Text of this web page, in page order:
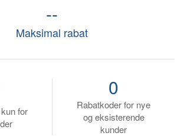
Maksimal rabat
--
for
Rabatkoder for nye
og eksisterende
kunder
0